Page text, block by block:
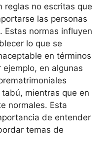
reglas no escritas que
las personas
Estas normas influyen
lo que se
en términos
en algunas
mientras que en
normales. Esta
de entender
temas de